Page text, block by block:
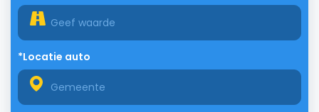
*Locatie auto